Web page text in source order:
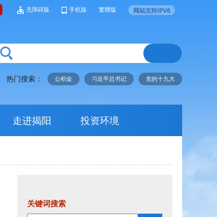
无障碍版 手机版 繁體版
热门搜索： 公积金 习近平总书记 党的十九大
走进揭阳 投资环境
关键词搜索